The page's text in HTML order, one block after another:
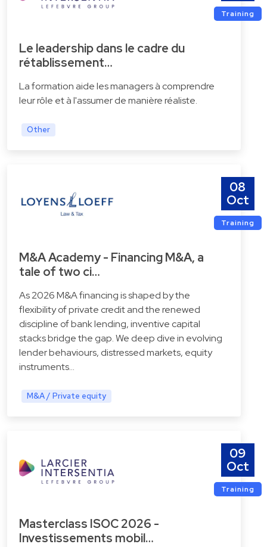
Training
Le leadership dans le cadre du
rétablissement…
La formation aide les managers à comprendre
leur rôle et à l'assumer de manière réaliste.
Other
08
Oct
Training
M&A Academy - Financing M&A, a
tale of two ci…
As 2026 M&A financing is shaped by the
flexibility of private credit and the renewed
discipline of bank lending, inventive capital
stacks bridge the gap. We deep dive in evolving
lender behaviours, distressed markets, equity
instruments…
M&A / Private equity
09
Oct
Training
Masterclass ISOC 2026 -
Investissements mobil…